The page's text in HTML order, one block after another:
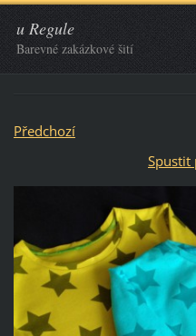
u Regule
Barevné zakázkové šití
Předchozí
Spustit